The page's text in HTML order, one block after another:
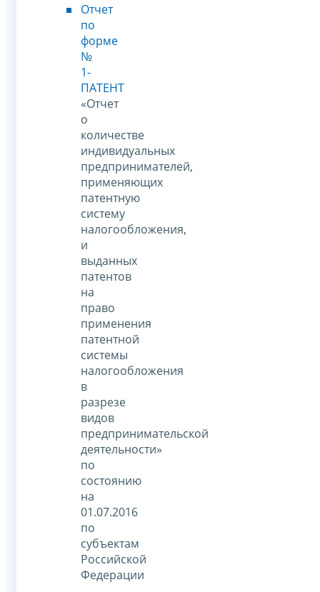
Отчет
по
форме
№
1-
ПАТЕНТ
«Отчет
о
количестве
индивидуальных
предпринимателей,
применяющих
патентную
систему
налогообложения,
и
выданных
патентов
на
право
применения
патентной
системы
налогообложения
в
разрезе
видов
предпринимательской
деятельности»
по
состоянию
на
01.07.2016
по
субъектам
Российской
Федерации